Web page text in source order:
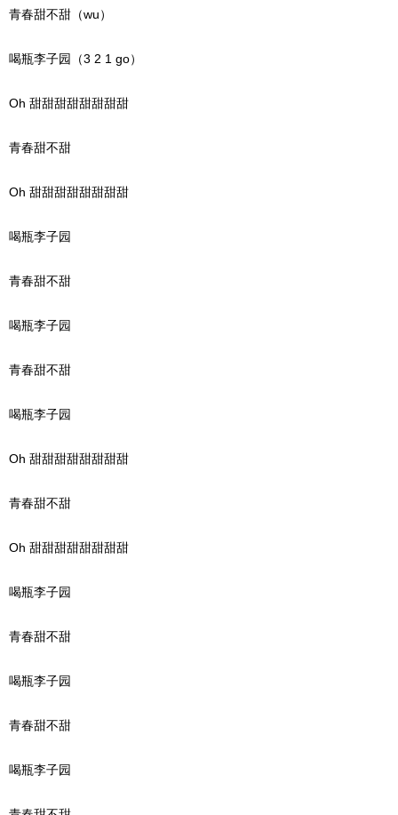
青春甜不甜（wu）
喝瓶李子园（3 2 1 go）
Oh 甜甜甜甜甜甜甜甜
青春甜不甜
Oh 甜甜甜甜甜甜甜甜
喝瓶李子园
青春甜不甜
喝瓶李子园
青春甜不甜
喝瓶李子园
Oh 甜甜甜甜甜甜甜甜
青春甜不甜
Oh 甜甜甜甜甜甜甜甜
喝瓶李子园
青春甜不甜
喝瓶李子园
青春甜不甜
喝瓶李子园